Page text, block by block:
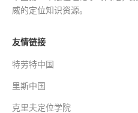
威的定位知识资源。
友情链接
特劳特中国
里斯中国
克里夫定位学院